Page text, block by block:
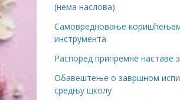
(нема наслова)
Самовредновање
инструмента
Распоред припремне наставе
Обавештење о завршном
средњу школу